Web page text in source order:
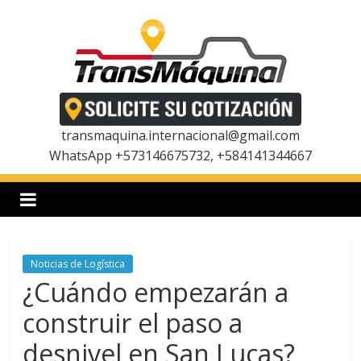
a
s
m
transmaquina.internacional@gmail.com
WhatsApp +573146675732, +584141344667
Noticias de Logística
¿Cuándo empezarán a
construir el paso a
desnivel en San Lucas?